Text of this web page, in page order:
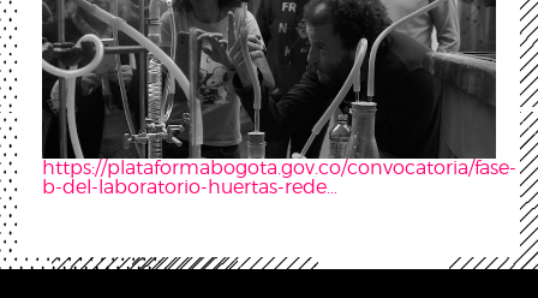
https://plataformabogota.gov.co/convocatoria/fase-
b-del-laboratorio-huertas-rede…